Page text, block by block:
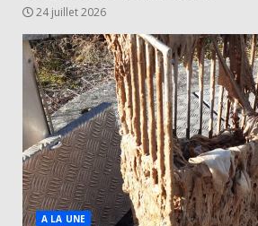
24 juillet 2026
A LA UNE